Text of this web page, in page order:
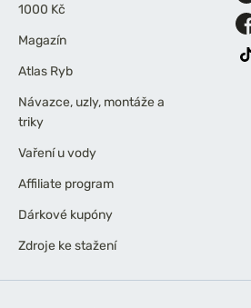
1000 Kč
Magazín
Atlas Ryb
Návazce, uzly, montáže a
triky
Vaření u vody
Affiliate program
Dárkové kupóny
Zdroje ke stažení